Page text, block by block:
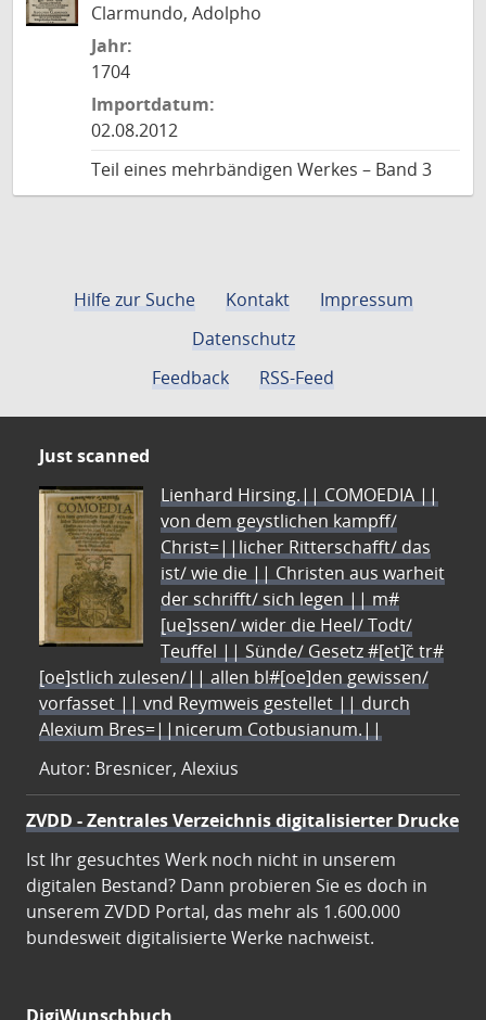
Clarmundo, Adolpho
Jahr:
1704
Importdatum:
02.08.2012
Teil eines mehrbändigen Werkes – Band 3
Hilfe zur Suche Kontakt
Impressum
Datenschutz
Feedback
RSS-Feed
Just scanned
Lienhard Hirsing.|| COMOEDIA ||
von dem geystlichen kampff/
Christ=||licher Ritterschafft/ das
ist/ wie die || Christen aus warheit
der schrifft/ sich legen || m#
[ue]ssen/ wider die Heel/ Todt/
Teuffel || Sünde/ Gesetz #[et]c̃ tr#
[oe]stlich zulesen/|| allen bl#[oe]den gewissen/
vorfasset || vnd Reymweis gestellet || durch
Alexium Bres=||nicerum Cotbusianum.||
Autor: Bresnicer, Alexius
ZVDD - Zentrales Verzeichnis digitalisierter Drucke
Ist Ihr gesuchtes Werk noch nicht in unserem
digitalen Bestand? Dann probieren Sie es doch in
unserem ZVDD Portal, das mehr als 1.600.000
bundesweit digitalisierte Werke nachweist.